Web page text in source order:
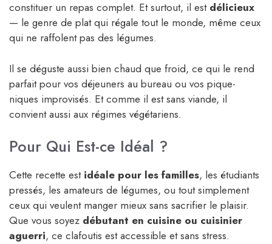
constituer un repas complet. Et surtout, il est délicieux
— le genre de plat qui régale tout le monde, même ceux
qui ne raffolent pas des légumes.
Il se déguste aussi bien chaud que froid, ce qui le rend
parfait pour vos déjeuners au bureau ou vos pique-
niques improvisés. Et comme il est sans viande, il
convient aussi aux régimes végétariens.
Pour Qui Est-ce Idéal ?
Cette recette est idéale pour les familles, les étudiants
pressés, les amateurs de légumes, ou tout simplement
ceux qui veulent manger mieux sans sacrifier le plaisir.
Que vous soyez débutant en cuisine ou cuisinier
aguerri, ce clafoutis est accessible et sans stress.